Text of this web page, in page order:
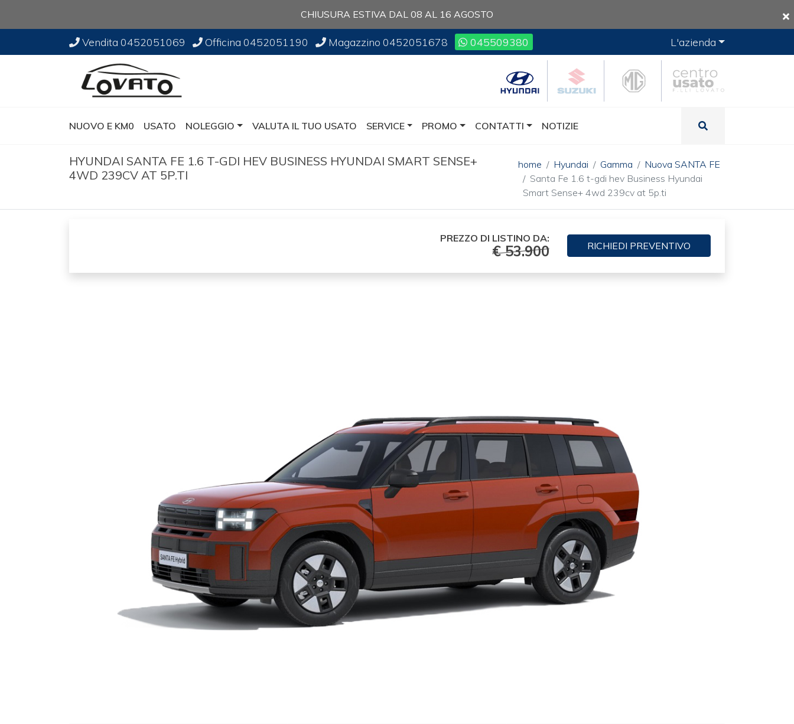
CHIUSURA ESTIVA DAL 08 AL 16 AGOSTO
Vendita 0452051069 Officina0452051190 Magazzino 0452051678 045509380 L'azienda
NUOVO E KM0 USATO NOLEGGIO VALUTA IL TUO USATO SERVICE PROMO CONTATTI NOTIZIE
HYUNDAI SANTA FE 1.6 T-GDI HEV BUSINESS HYUNDAI SMART SENSE+
4WD 239CV AT 5P.TI
home Hyundai Gamma
Nuova SANTA FE
Santa Fe 1.6 t-gdi hev Business Hyundai
Smart Sense+ 4wd 239cv at 5p.ti
PREZZO DI LISTINO DA:
€ 53.900 RICHIEDI PREVENTIVO